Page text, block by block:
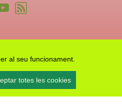
al seu funcionament.
totes les cookies